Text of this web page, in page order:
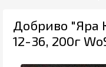
Добриво "Яра
12-36, 200г